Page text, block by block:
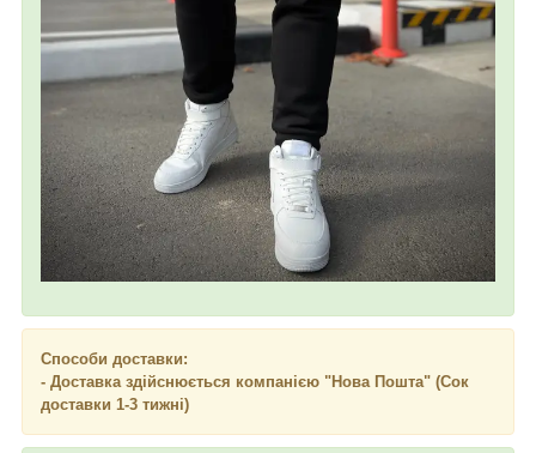
Способи доставки:
- Доставка здійснюється компанією "Нова Пошта" (Сок
доставки 1-3 тижні)